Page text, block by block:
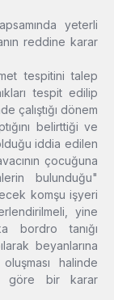
yeterli
reddine karar
tespitini talep
tespit edilip
çalıştığı dönem
belirttiği ve
iddia edilen
çocuğuna
bulunduğu"
komşu işyeri
yine
bordro tanığı
beyanlarına
oluşması halinde
göre bir karar